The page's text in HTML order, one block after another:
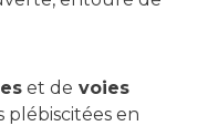
et de voies
plébiscitées en